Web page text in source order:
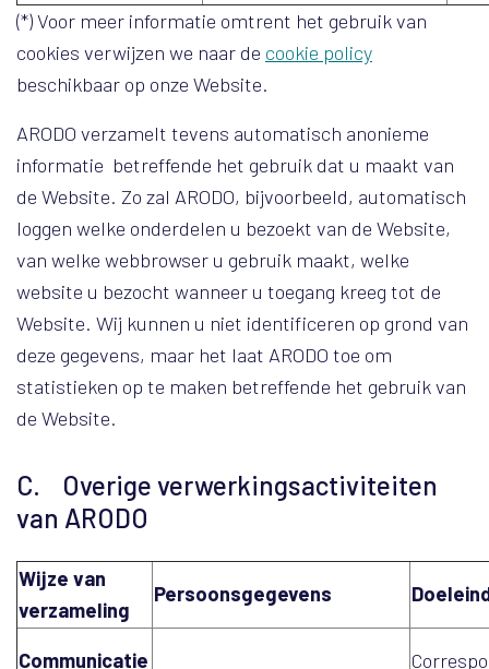
(*) Voor meer informatie omtrent het gebruik van
cookies verwijzen we naar de cookie policy
beschikbaar op onze Website.
ARODO verzamelt tevens automatisch anonieme
informatie betreffende het gebruik dat u maakt van
de Website. Zo zal ARODO, bijvoorbeeld, automatisch
loggen welke onderdelen u bezoekt van de Website,
van welke webbrowser u gebruik maakt, welke
website u bezocht wanneer u toegang kreeg tot de
Website. Wij kunnen u niet identificeren op grond van
deze gegevens, maar het laat ARODO toe om
statistieken op te maken betreffende het gebruik van
de Website.
C. Overige verwerkingsactiviteiten
van ARODO
Wijze van
verzameling
Persoonsgegevens
Communicatie